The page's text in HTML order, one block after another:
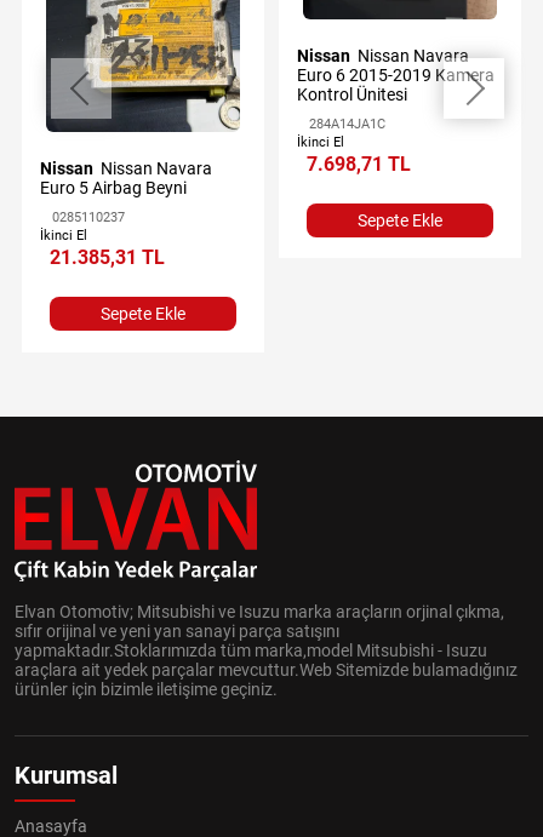
Nissan
Euro 5 Airbag Beyni
0285110237
İkinci El
21.385,31 TL
Sepete Ekle
Nissan
Euro 6 2015-2019 Kamera
Kontrol Ünitesi
284A14JA1C
İkinci El
7.698,71 TL
Sepete Ekle
Elvan Otomotiv; Mitsubishi ve Isuzu marka araçların orjinal çıkma,
sıfır orijinal ve yeni yan sanayi parça satışını
yapmaktadır.Stoklarımızda tüm marka,model Mitsubishi - Isuzu
araçlara ait yedek parçalar mevcuttur.Web Sitemizde bulamadığınız
ürünler için bizimle iletişime geçiniz.
Kurumsal
Anasayfa